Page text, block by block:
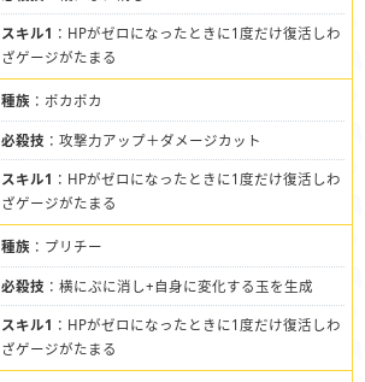
スキル1 ：HPがゼロになったときに1度だけ復活しわ
ざゲージがたまる
種族 ：ポカポカ
必殺技 ：攻撃力アップ＋ダメージカット
スキル1 ：HPがゼロになったときに1度だけ復活しわ
ざゲージがたまる
種族 ：プリチー
必殺技 ：横にぷに消し+自身に変化する玉を生成
スキル1 ：HPがゼロになったときに1度だけ復活しわ
ざゲージがたまる